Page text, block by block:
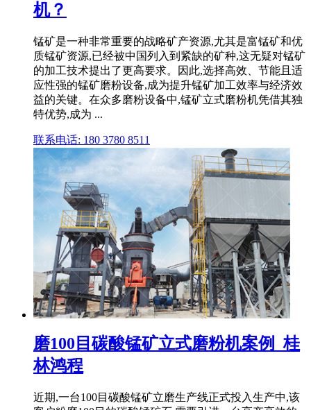
机？
锰矿是一种非常重要的战略矿产资源,尤其是富锰矿和优
质锰矿资源,已经被中国列入到紧缺的矿种,这无疑对锰矿
的加工技术提出了更高要求。因此,选择高效、节能且适
应性强的锰矿磨粉设备,成为提升锰矿加工效率与经济效
益的关键。在众多磨粉设备中,锰矿立式磨粉机凭借其独
特优势,成为 ...
联系电话: 180 3780 8511
磨100目碳酸锰矿立式磨粉机案例_桂
林鸿程
近期,一台100目碳酸锰矿立磨生产线正式投入生产中,该